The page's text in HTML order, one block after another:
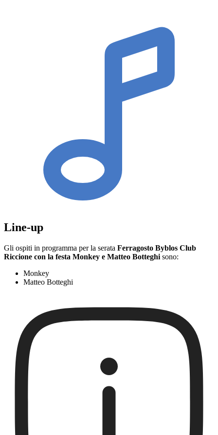
Line-up
Gli ospiti in programma per la serata Ferragosto Byblos Club
Riccione con la festa Monkey e Matteo Botteghi sono:
Monkey
Matteo Botteghi